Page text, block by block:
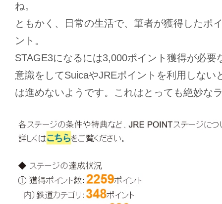
ね。
ともかく、日常の生活で、筆者が獲得したポ
ント。
STAGE3になるには3,000ポイント獲得が必要
意識をしてSuicaやJREポイントを利用しない
は進めないようです。これはとっても絶妙な